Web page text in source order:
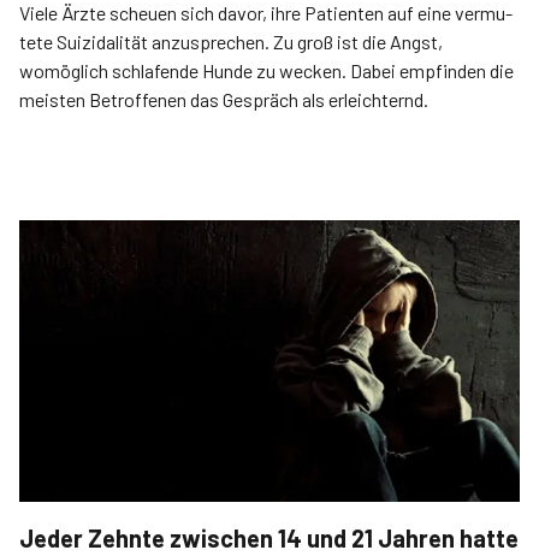
Viele Ärzte scheuen sich davor, ihre Patienten auf eine vermu­
tete Sui­zidalität anzusprechen. Zu groß ist die Angst,
womöglich schlafende Hunde zu wecken. Dabei empfinden die
meisten Betroffenen das Gespräch als erleichternd.
Jeder Zehnte zwischen 14 und 21 Jahren hatte